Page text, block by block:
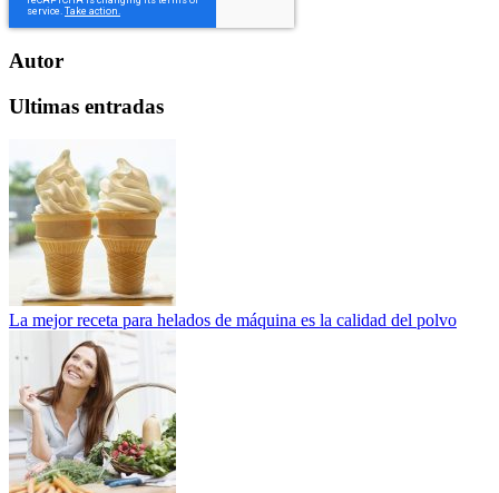
Autor
Ultimas entradas
La mejor receta para helados de máquina es la calidad del polvo